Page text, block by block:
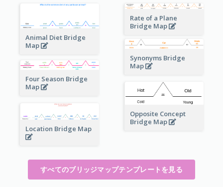
Animal Diet Bridge
Map
Rate of a Plane
Bridge Map
Synonyms Bridge
Map
Four Season Bridge
Map
Opposite Concept
Bridge Map
Location Bridge Map
すべてのブリッジマップテンプレートを見る